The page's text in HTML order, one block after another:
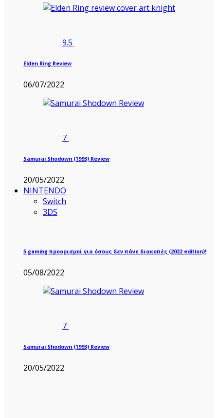
9.5
Elden Ring Review
06/07/2022
7
Samurai Shodown (1993) Review
20/05/2022
NINTENDO
Switch
3DS
5 gaming προορισμοί για όσους δεν πάνε διακοπές (2022 edition)!
05/08/2022
7
Samurai Shodown (1993) Review
20/05/2022